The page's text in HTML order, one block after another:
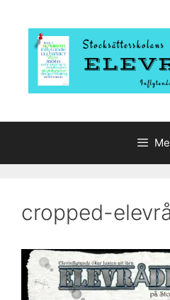
innehåll
cropped-